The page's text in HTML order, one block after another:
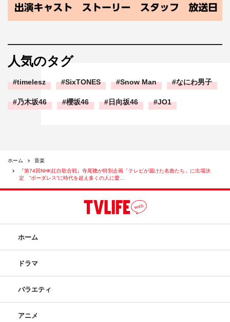
人気のタグ
timelesz SixTONES Snow Man なにわ男子
乃木坂46 櫻坂46 日向坂46 JO1
ホーム
音楽
『第74回NHK紅白歌合戦』寺尾聰が特別企画「テレビが届けた名曲たち」に出場決
定 “ボーダレス”に時代を超え多くの人に愛…
ホーム
ドラマ
バラエティ
アニメ